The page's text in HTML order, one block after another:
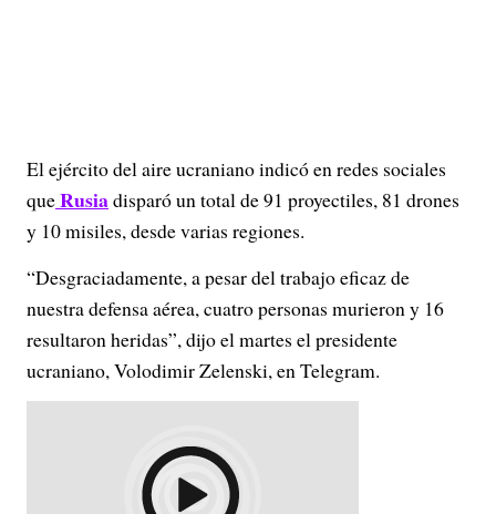
El ejército del aire ucraniano indicó en redes sociales
queRusiadisparó un total de 91 proyectiles, 81 drones
y 10 misiles, desde varias regiones.
“Desgraciadamente, a pesar del trabajo eficaz de
nuestra defensa aérea, cuatro personas murieron y 16
resultaron heridas”, dijo el martes el presidente
ucraniano, Volodimir Zelenski, en Telegram.